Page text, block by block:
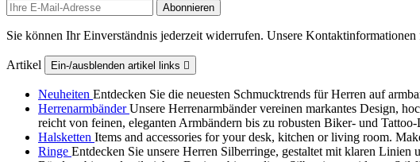
Sie können Ihr Einverständnis jederzeit widerrufen. Unsere
Artikel Ein-/ausblenden artikel links 
Neuheiten Entdecken Sie die neuesten Schmucktrends für Herren auf
HerrenarmbänderUnsere Herrenarmbänder vereinen markantes Design,
reicht von feinen, eleganten Armbändern bis zu robusten Biker‑ und
Halsketten Items and accessories for your desk, kitchen or living room.
Ringe Entdecken Sie unsere Herren Silberringe, gestaltet mit klaren Linien